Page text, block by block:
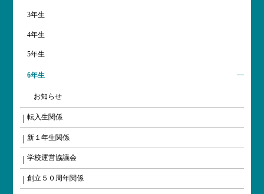
3年生
4年生
5年生
6年生
お知らせ
転入生関係
新１年生関係
学校運営協議会
創立５０周年関係